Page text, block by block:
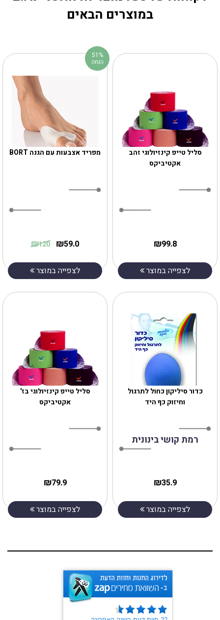
במוצרים הבאים
מפריד אצבעות עם הגנה BORT
59.0
₪
120
₪
לצפייה במוצר
51%
הנחה
סליל טייפ קינזיולוגי זהב
אקטיביקס
99.8
₪
לצפייה במוצר
סליל טייפ קינזיולוגי בז'
אקטיביקס
79.9
₪
לצפייה במוצר
כדור סיליקון כחול לתרגול
וחיזוק כף היד
רמת קושי בינונית
35.9
₪
לצפייה במוצר